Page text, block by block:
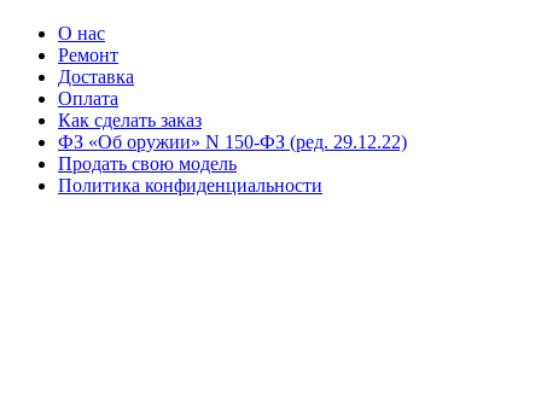
О нас
Ремонт
Доставка
Оплата
Как сделать заказ
ФЗ «Об оружии» N 150-ФЗ (ред. 29.12.22)
Продать свою модель
Политика конфиденциальности